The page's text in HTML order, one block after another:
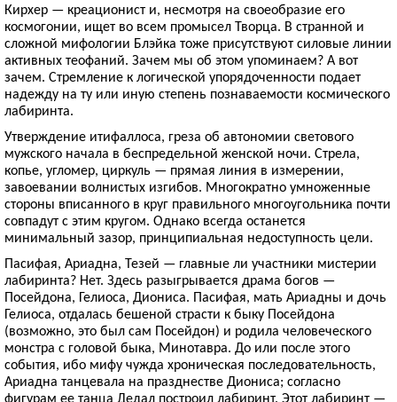
Кирхер — креационист и, несмотря на своеобразие его
космогонии, ищет во всем промысел Творца. В странной и
сложной мифологии Блэйка тоже присутствуют силовые линии
активных теофаний. Зачем мы об этом упоминаем? А вот
зачем. Стремление к логической упорядоченности подает
надежду на ту или иную степень познаваемости космического
лабиринта.
Утверждение итифаллоса, греза об автономии светового
мужского начала в беспредельной женской ночи. Стрела,
копье, угломер, циркуль — прямая линия в измерении,
завоевании волнистых изгибов. Многократно умноженные
стороны вписанного в круг правильного многоугольника почти
совпадут с этим кругом. Однако всегда останется
минимальный зазор, принципиальная недоступность цели.
Пасифая, Ариадна, Тезей — главные ли участники мистерии
лабиринта? Нет. Здесь разыгрывается драма богов —
Посейдона, Гелиоса, Диониса. Пасифая, мать Ариадны и дочь
Гелиоса, отдалась бешеной страсти к быку Посейдона
(возможно, это был сам Посейдон) и родила человеческого
монстра с головой быка, Минотавра. До или после этого
события, ибо мифу чужда хроническая последовательность,
Ариадна танцевала на празднестве Диониса; согласно
фигурам ее танца Дедал построил лабиринт. Этот лабиринт —